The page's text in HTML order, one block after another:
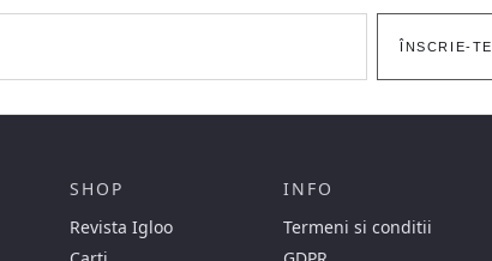
ÎNSCRIE-TE
SHOP
Revista Igloo
INFO
Termeni si conditii